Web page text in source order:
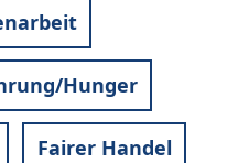
Hunger
Fairer Handel